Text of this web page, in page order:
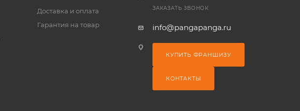
Доставка и оплата
Гарантия на товар
ЗАКАЗАТЬ ЗВОНОК
info@pangapanga.ru
КУПИТЬ ФРАНШИЗУ
КОНТАКТЫ